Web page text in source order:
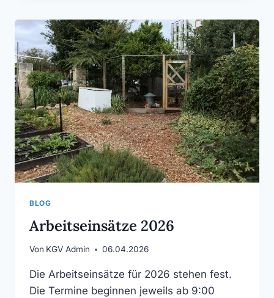
HALTEN!
BLOG
Arbeitseinsätze 2026
Von KGV Admin 06.04.2026
Die Arbeitseinsätze für 2026 stehen fest.
Die Termine beginnen jeweils ab 9:00